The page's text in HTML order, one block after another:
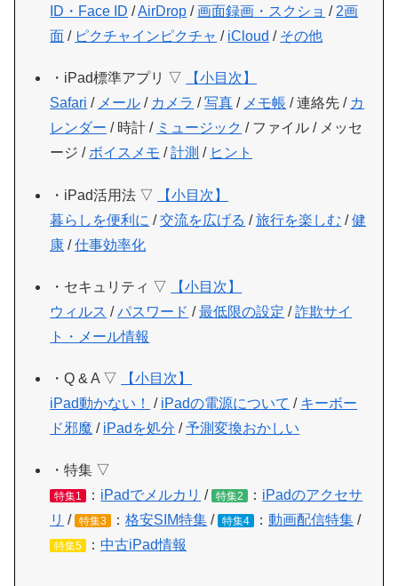
ID・Face ID /AirDrop /画面録画・スクショ / 2画
面 / ピクチャインピクチャ / iCloud / その他
・iPad標準アプリ ▽
【小目次】
Safari / メール / カメラ /写真 / メモ帳 / 連絡先 / カ
レンダー / 時計 / ミュージック / ファイル / メッセ
ージ / ボイスメモ /計測 / ヒント
・iPad活用法 ▽
【小目次】
暮らしを便利に /交流を広げる /旅行を楽しむ /健
康 /仕事効率化
・セキュリティ ▽
【小目次】
ウィルス /パスワード /最低限の設定 /詐欺サイ
ト・メール情報
・Q & A ▽
【小目次】
iPad動かない！
/ iPadの電源について / キーボー
ド邪魔 / iPadを処分 /予測変換おかしい
・特集 ▽
特集1 ： iPadでメルカリ / 特集2 ： iPadのアクセサ
リ / 特集3 ：格安SIM特集 / 特集4 ：動画配信特集 /
特集5 ：中古iPad情報